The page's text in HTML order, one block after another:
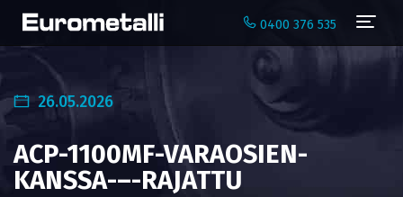
0400 376 535
26.05.2026
ACP-1100MF-VARAOSIEN-
KANSSA-–-RAJATTU